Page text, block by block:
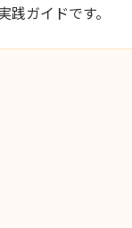
ガイドです。